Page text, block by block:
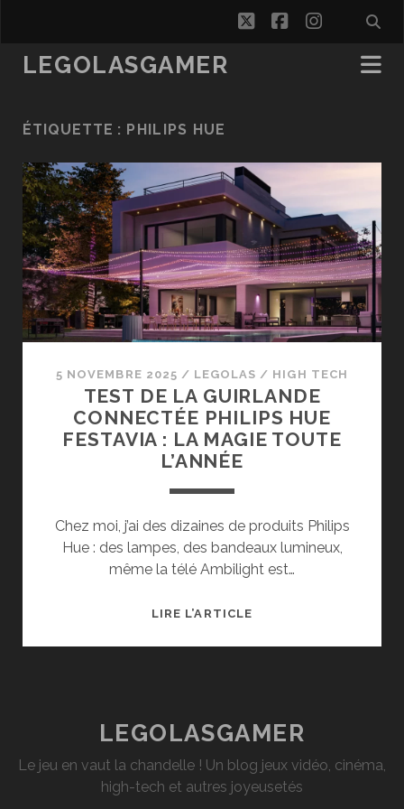
twitterfacebook
LEGOLASGAMER
ÉTIQUETTE : PHILIPS HUE
5 NOVEMBRE 2025 / LEGOLAS / HIGH TECH
TEST DE LA GUIRLANDE
CONNECTÉE PHILIPS HUE
FESTAVIA : LA MAGIE TOUTE
L’ANNÉE
Chez moi, j’ai des dizaines de produits Philips
Hue : des lampes, des bandeaux lumineux,
même la télé Ambilight est…
LIRE L’ARTICLETEST
HUE
FESTAVIA
:
LEGOLASGAMER
Le jeu en vaut la chandelle ! Un blog jeux vidéo, cinéma,
high-tech et autres joyeusetés